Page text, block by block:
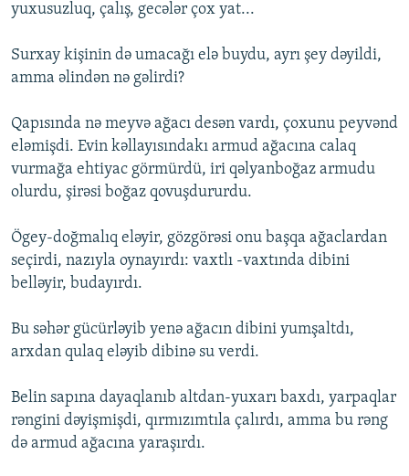
yuxusuzluq, çalış, gecələr çox yat...
Surxay kişinin də umacağı elə buydu, ayrı şey dəyildi,
amma əlindən nə gəlirdi?
Qapısında nə meyvə ağacı desən vardı, çoxunu peyvənd
eləmişdi. Evin kəllayısındakı armud ağacına calaq
vurmağa ehtiyac görmürdü, iri qəlyanboğaz armudu
olurdu, şirəsi boğaz qovuşdururdu.
Ögey-doğmalıq eləyir, gözgörəsi onu başqa ağaclar­dan
seçirdi, nazıyla oynayırdı: vaxtlı -vaxtında dibini
belləyir, budayırdı.
Bu səhər gücürləyib yenə ağacın dibini yumşaltdı,
arxdan qulaq eləyib dibinə su verdi.
Belin sapına dayaq­lanıb altdan-yuxarı baxdı, yarpaqlar
rəngini dəyişmişdi, qırmızımtıla çalırdı, amma bu rəng
də armud ağacına yaraşırdı.